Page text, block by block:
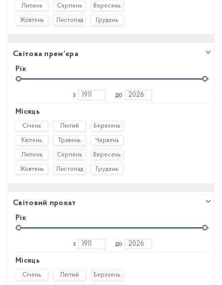
Липень Серпень Вересень
Жовтень Листопад Грудень
Світова прем’єра
Рік
з до
Місяць
Січень Лютий Березень
Квітень Травень Червень
Липень Серпень Вересень
Жовтень Листопад Грудень
Світовий прокат
Рік
з до
Місяць
Січень Лютий Березень